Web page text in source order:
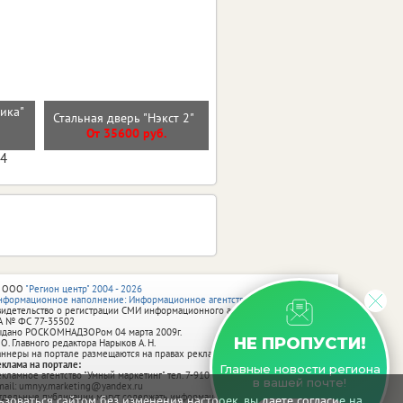
Стальная дверь "Нэкст 2"
От 35600 руб.
НЕ ПРОПУСТИ!
Главные новости региона
в вашей почте!
"Регион центр" 2004 - 2026
наполнение: Информационное агентство vRossii.ru
о регистрации СМИ информационного агентства vRossii.ru
№ ФС 77‑35502
РОСКОМНАДЗОРом 04 марта 2009г.
Главного редактора Нарыков А. Н.
на портале размещаются на правах рекламы.
на портале:
агентство "Умный маркетинг" тел. 7-910-267-70-40,
umnyy.marketing@yandex.ru
публикации могут содержать информацию, не предназначенную